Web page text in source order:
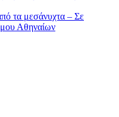
τα μεσάνυχτα – Σε
Αθηναίων